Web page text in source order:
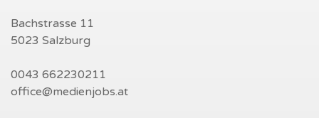
Bachstrasse 11
5023 Salzburg
0043 662230211
office@medienjobs.at